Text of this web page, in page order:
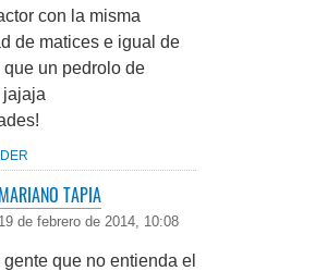
con la misma
de matices e igual de
que un pedrolo de
jajaja
MARIANO TAPIA
19 de febrero de 2014, 10:08
gente que no entienda el